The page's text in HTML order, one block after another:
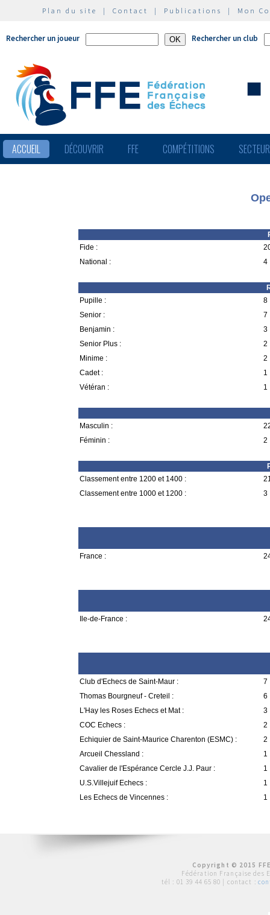
Plan du site | Contact | Publications | Mon
Rechercher un joueur Rechercher un club
ACCUEIL DÉCOUVRIR FFE COMPÉTITIONS
Fide :
National :
4
Pupille :
8
Senior :
7
Benjamin :
3
Senior Plus :
2
Minime :
2
Cadet :
1
Vétéran :
1
Masculin :
Féminin :
2
Classement entre 1200 et 1400 :
Classement entre 1000 et 1200 :
3
France :
Ile-de-France :
Club d'Echecs de Saint-Maur :
7
Thomas Bourgneuf - Creteil :
6
L'Hay les Roses Echecs et Mat :
3
COC Echecs :
2
Echiquier de Saint-Maurice Charenton (ESMC) :
2
Arcueil Chessland :
1
Cavalier de l'Espérance Cercle J.J. Paur :
1
U.S.Villejuif Echecs :
1
Les Echecs de Vincennes :
1
Copyright © 2015
Fédération Française des
tél : 01 39 44 65 80 | contact :